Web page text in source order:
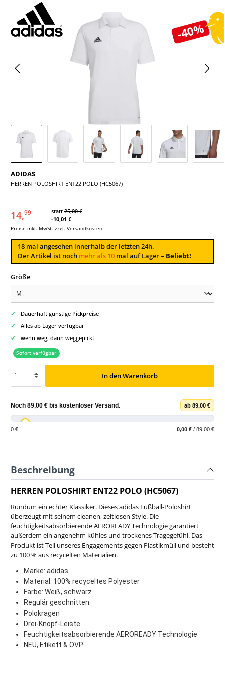
-40%
Bildergalerie überspringen
ADIDAS
HERREN POLOSHIRT ENT22 POLO (HC5067)
14,99 statt 25,00 €
-10,01 €
Preise inkl. MwSt. zzgl. Versandkosten
18 mal angesehen innerhalb der letzten 24h.
Der Artikel ist noch mehr als 10 mal auf Lager – Beliebt!
Größeauswählen
✔ Dauerhaft günstige Pickpreise
✔ Alles ab Lager verfügbar
✔ wenn weg, dann weggepickt
Sofort verfügbar
In den Warenkorb
Noch 89,00 € bis kostenloser Versand. ab 89,00 €
0 € 0,00 € / 89,00 €
Beschreibung
HERREN POLOSHIRT ENT22 POLO (HC5067)
Rundum ein echter Klassiker. Dieses adidas Fußball-Poloshirt
überzeugt mit seinem cleanen, zeitlosen Style. Die
feuchtigkeitsabsorbierende AEROREADY Technologie garantiert
außerdem ein angenehm kühles und trockenes Tragegefühl. Das
Produkt ist Teil unseres Engagements gegen Plastikmüll und besteht
zu 100 % aus recycelten Materialien.
Marke: adidas
Material: 100% recyceltes Polyester
Farbe: Weiß, schwarz
Regulär geschnitten
Polokragen
Drei-Knopf-Leiste
Feuchtigkeitsabsorbierende AEROREADY Technologie
NEU, Etikett & OVP